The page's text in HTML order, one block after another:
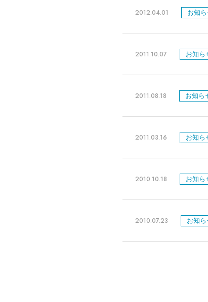
2012.04.01 お知
2011.10.07 お知ら
2011.08.18 お知ら
2011.03.16 お知ら
2010.10.18 お知ら
2010.07.23 お知